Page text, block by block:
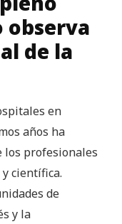
observa
de la
en
años ha
los profesionales
científica.
de
y la